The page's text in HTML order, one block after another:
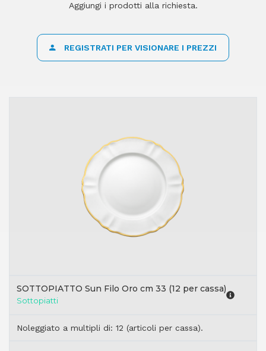
Aggiungi i prodotti alla richiesta.
REGISTRATI PER VISIONARE I PREZZI
SOTTOPIATTO Sun Filo Oro cm 33 (12 per cassa)
Sottopiatti
Noleggiato a multipli di: 12 (articoli per cassa).